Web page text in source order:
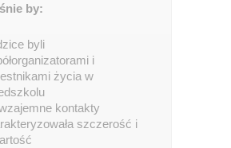
by:
byli
i
życia w
kontakty
szczerość i